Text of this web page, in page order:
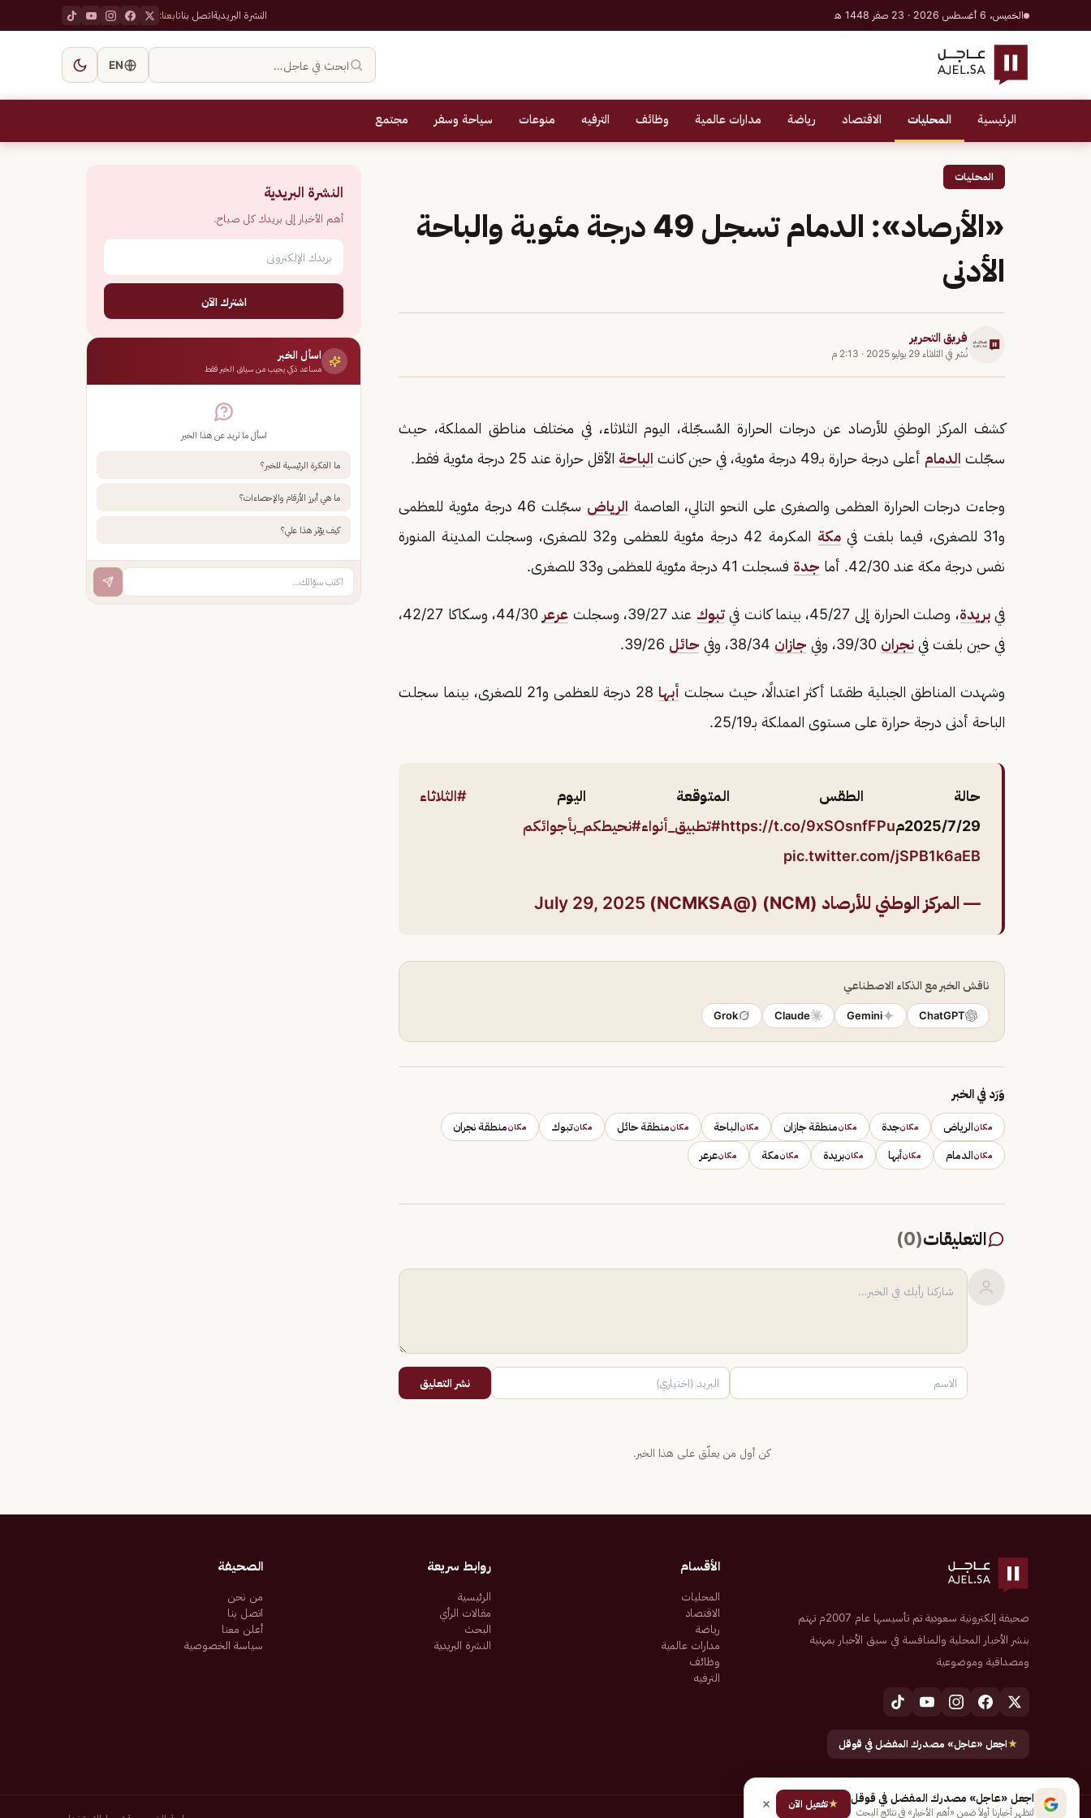
الخميس، 6 أغسطس 2026 · 23 صفر 1448 هـ النشرة البريديةاتصل بناتابعنا:
ابحث في عاجل… EN
الرئيسية المحليات الاقتصاد رياضة مدارات عالمية وظائف الترفيه منوعات سياحة وسفر مجتمع
المحليات
«الأرصاد»: الدمام تسجل 49 درجة مئوية والباحة
الأدنى
فريق التحرير
نُشر في الثلاثاء 29 يوليو 2025 · 2:13 م
كشف المركز الوطني للأرصاد عن درجات الحرارة المُسجّلة، اليوم الثلاثاء، في مختلف مناطق المملكة، حيث
سجّلت الدمام أعلى درجة حرارة بـ49 درجة مئوية، في حين كانت الباحة الأقل حرارة عند 25 درجة مئوية فقط.
وجاءت درجات الحرارة العظمى والصغرى على النحو التالي، العاصمة الرياض
سجّلت 46 درجة مئوية للعظمى
و31 للصغرى، فيما بلغت في
مكة
المكرمة 42 درجة مئوية للعظمى و32 للصغرى، وسجلت المدينة المنورة
نفس درجة مكة عند 42/30. أما
جدة فسجلت 41 درجة مئوية للعظمى و33 للصغرى.
فيبريدة، وصلت الحرارة إلى 45/27، بينما كانت في تبوك عند 39/27، وسجلت عرعر
44/30، وسكاكا 42/27،
في حين بلغت في نجران جازان حائل
وشهدت المناطق الجبلية طقسًا أكثر اعتدالًا، حيث سجلت أبها
28 درجة للعظمى و21 للصغرى، بينما سجلت
الباحة أدنى درجة حرارة على مستوى المملكة بـ25/19.
حالة الطقس المتوقعة اليوم #الثلاثاء
2025/7/29م
https://t.co/9xSOsnfFPu#تطبيق_أنواء#نحيطكم_بأجوائكم
pic.twitter.com/jSPB1k6aEB
— المركز الوطني للأرصاد (NCM) (@NCMKSA) July 29, 2025
ناقش الخبر مع الذكاء الاصطناعي
ChatGPT
Gemini
Claude
Grok
وَرَد في الخبر
مكانالرياض مكانجدة مكانمنطقة جازان مكانالباحة مكانمنطقة حائل مكانتبوك مكانمنطقة نجران
مكانالدمام مكانأبها مكانبريدة مكانمكة مكانعرعر
التعليقات(
0
)
نشر التعليق
كن أول من يعلّق على هذا الخبر.
النشرة البريدية
أهم الأخبار إلى بريدك كل صباح.
اشترك الآن
اسأل الخبر
مساعد ذكي يجيب من سياق الخبر فقط
اسأل ما تريد عن هذا الخبر
ما الفكرة الرئيسية للخبر؟
ما هي أبرز الأرقام والإحصاءات؟
كيف يؤثر هذا علي؟
صحيفة إلكترونية سعودية تم تأسيسها عام 2007م تهتم
بنشر الأخبار المحلية والمنافسة في سبق الأخبار بمهنية
ومصداقية وموضوعية
★اجعل «عاجل» مصدرك المفضل في قوقل
الأقسام
المحليات
الاقتصاد
رياضة
مدارات عالمية
وظائف
الترفيه
روابط سريعة
الرئيسية
مقالات الرأي
البحث
النشرة البريدية
الصحيفة
من نحن
اتصل بنا
أعلن معنا
سياسة الخصوصية
اجعل «عاجل» مصدرك المفضل في قوقل
لتظهر أخبارنا أولاً ضمن «أهم الأخبار» في نتائج البحث
★تفعيل الآن